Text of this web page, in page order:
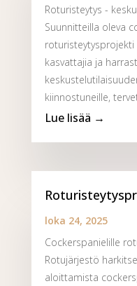
Roturisteytys -
Suunnitteilla oleva
kasvattajia ja
kiinnostuneille,
loka 24, 2025
Cockerspanielille
Rotujärjestö
aloittamista